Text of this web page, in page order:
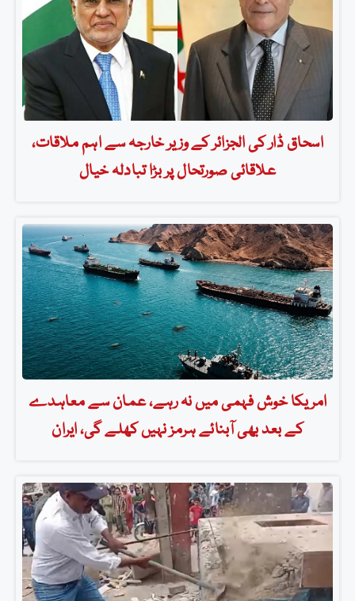
اسحاق ڈار کی الجزائر کے وزیر خارجہ سے اہم ملاقات،
علاقائی صورتحال پر بڑا تبادلہ خیال
امریکا خوش فہمی میں نہ رہے، عمان سے معاہدے
کے بعد بھی آبنائے ہرمز نہیں کھلے گی، ایران